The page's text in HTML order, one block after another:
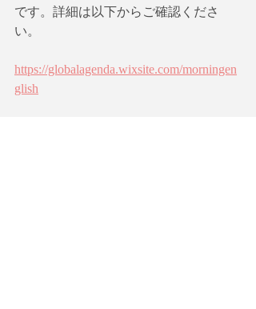
です。詳細は以下からご確認くださ
い。
https://globalagenda.wixsite.com/morningen
glish